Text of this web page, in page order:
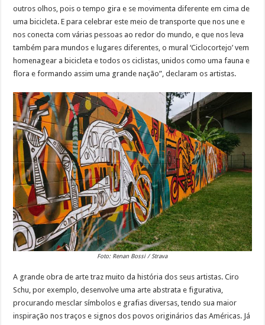
outros olhos, pois o tempo gira e se movimenta diferente em cima de
uma bicicleta. E para celebrar este meio de transporte que nos une e
nos conecta com várias pessoas ao redor do mundo, e que nos leva
também para mundos e lugares diferentes, o mural ‘Ciclocortejo’ vem
homenagear a bicicleta e todos os ciclistas, unidos como uma fauna e
flora e formando assim uma grande nação”, declaram os artistas.
Foto: Renan Bossi / Strava
A grande obra de arte traz muito da história dos seus artistas. Ciro
Schu, por exemplo, desenvolve uma arte abstrata e figurativa,
procurando mesclar símbolos e grafias diversas, tendo sua maior
inspiração nos traços e signos dos povos originários das Américas. Já